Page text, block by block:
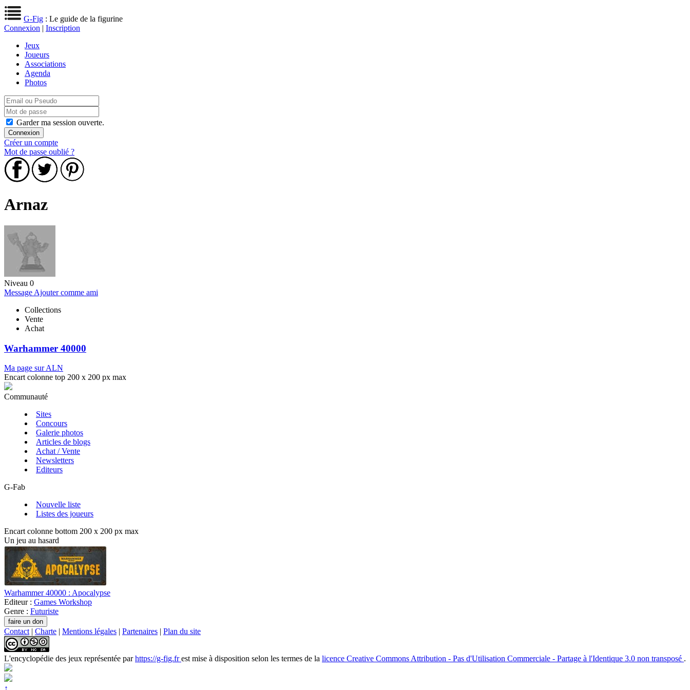
G-Fig : Le guide de la figurine
Connexion | Inscription
Jeux
Joueurs
Associations
Agenda
Photos
Garder ma session ouverte.
Créer un compte
Mot de passe oublié ?
Arnaz
Niveau 0
Message Ajouter comme ami
Collections
Vente
Achat
Warhammer 40000
Ma page sur ALN
Encart colonne top 200 x 200 px max
Communauté
Sites
Concours
Galerie photos
Articles de blogs
Achat / Vente
Newsletters
Editeurs
G-Fab
Nouvelle liste
Listes des joueurs
Encart colonne bottom 200 x 200 px max
Un jeu au hasard
Warhammer 40000 : Apocalypse
Editeur : Games Workshop
Genre : Futuriste
Contact | Charte | Mentions légales | Partenaires | Plan du site
L'encyclopédie des jeux représentée parhttps://g-fig.frest mise à disposition selon les termes de la licence Creative Commons Attribution - Pas d'Utilisation Commerciale - Partage à l'Identique 3.0 non transposé .